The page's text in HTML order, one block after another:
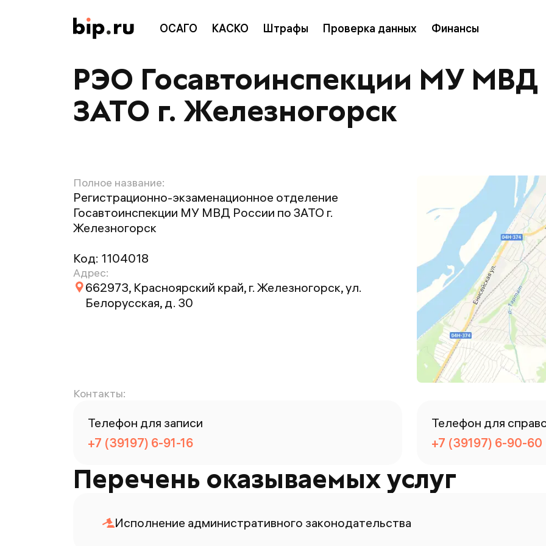
ОСАГО КАСКО Штрафы Проверка данных Финансы
РЭО Госавтоинспекции МУ МВД
ЗАТО г. Железногорск
Полное название:
Регистрационно-экзаменационное отделение
Госавтоинспекции МУ МВД России по ЗАТО г.
Железногорск
Код: 1104018
Адрес:
662973, Красноярский край, г. Железногорск, ул.
Белорусская, д. 30
Контакты:
Телефон для записи
+7 (39197) 6-91-16
Телефон для
+7 (39197) 6-90-60
Перечень оказываемых услуг
Исполнение административного законодательства